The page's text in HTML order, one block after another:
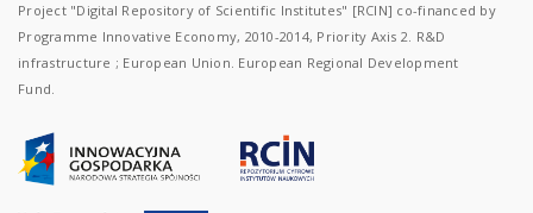
Project "Digital Repository of Scientific Institutes" [RCIN] co-financed by
Programme Innovative Economy, 2010-2014, Priority Axis 2. R&D
infrastructure ; European Union. European Regional Development
Fund.